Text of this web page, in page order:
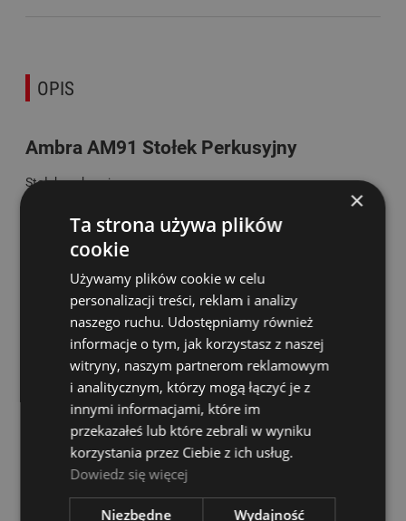
OPIS
Ambra AM91 Stołek Perkusyjny
Stołek perkusyjny
Wysokość: 52 cm
Nóżki podwójne
Kolor: czarny
KOSZTY DOSTAWY
CENA NIE ZAWIERA EWENTUALNYCH KOSZTÓW PŁATNOŚCI
InPost Paczkomaty 24/7 14,00 zł
InPost Kurier
Poczta Polska(Przesyłki poczty Polskiej)
×
Ta strona używa plików
cookie
Używamy plików cookie w celu
personalizacji treści, reklam i analizy
naszego ruchu. Udostępniamy również
informacje o tym, jak korzystasz z naszej
witryny, naszym partnerom reklamowym
i analitycznym, którzy mogą łączyć je z
innymi informacjami, które im
przekazałeś lub które zebrali w wyniku
korzystania przez Ciebie z ich usług.
Dowiedz się więcej
Niezbędne Wydajność